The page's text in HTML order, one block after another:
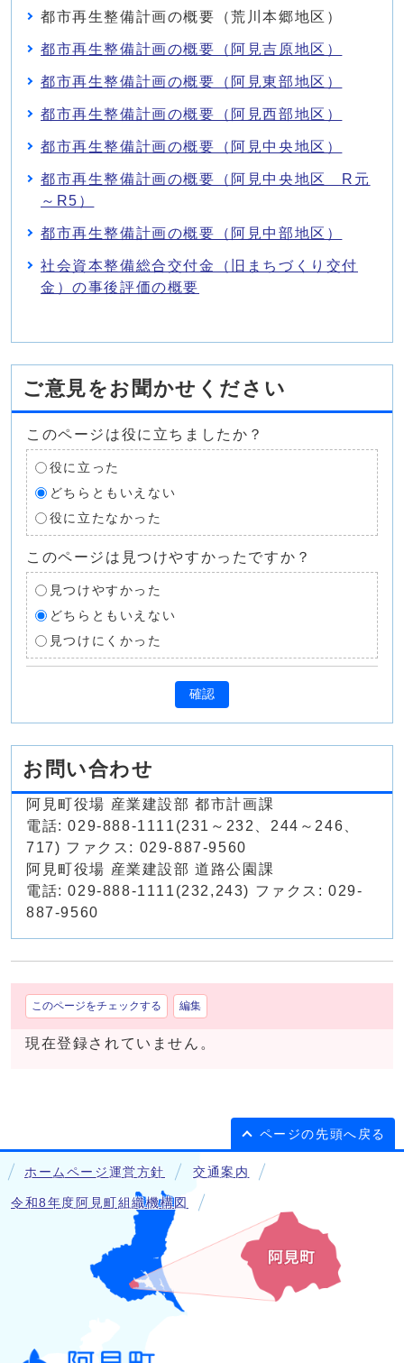
都市再生整備計画の概要（荒川本郷地区）
都市再生整備計画の概要（阿見吉原地区）
都市再生整備計画の概要（阿見東部地区）
都市再生整備計画の概要（阿見西部地区）
都市再生整備計画の概要（阿見中央地区）
都市再生整備計画の概要（阿見中央地区 R元
～R5）
都市再生整備計画の概要（阿見中部地区）
社会資本整備総合交付金（旧まちづくり交付
金）の事後評価の概要
ご意見をお聞かせください
このページは役に立ちましたか？
役に立った
どちらともいえない
役に立たなかった
このページは見つけやすかったですか？
見つけやすかった
どちらともいえない
見つけにくかった
確認
お問い合わせ
阿見町役場 産業建設部 都市計画課
電話: 029-888-1111(231～232、244～246、
717) ファクス: 029-887-9560
阿見町役場 産業建設部 道路公園課
電話: 029-888-1111(232,243) ファクス: 029-
887-9560
このページをチェックする 編集
現在登録されていません。
ページの先頭へ戻る
ホームページ運営方針 交通案内
令和8年度阿見町組織機構図